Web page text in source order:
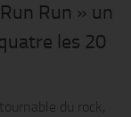
Run » un
les 20
du rock,